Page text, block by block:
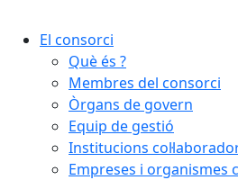
El consorci
Què és ?
Membres del consorci
Òrgans de govern
Equip de gestió
Institucions
Empreses i organismes